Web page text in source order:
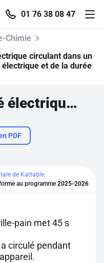
01 76 38 08 47
offerts.
Chimie
circulant dans un
et de la durée
Calculer l'intensité électrique circulant dans un conducteur à l'aide de la charge électrique et de la durée écoulée
PDF
de Kartable.
au programme 2025-2026
pain met 45 s
circulé pendant